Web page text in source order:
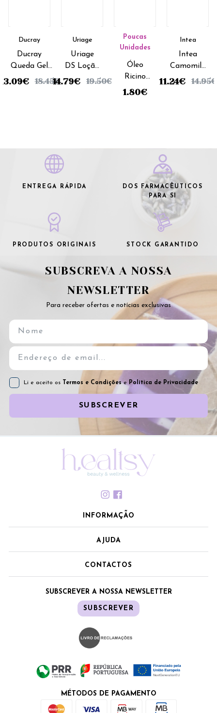
Ducray
Ducray
Queda Gel
Rubefaciente
€ 18.45€
Uriage
Uriage
DS Loção
- 100ml
14.79€ 19.50€
Poucas
Unidades
Óleo
Ricino
Frasco
1.80€
Intea
Intea
Camomila
Loção
11.24€ 14.95€
ENTREGA RÁPIDA
DOS FARMACÊUTICOS
PARA SI
PRODUTOS ORIGINAIS STOCK GARANTIDO
SUBSCREVA A NOSSA
NEWSLETTER
Para receber ofertas e notícias exclusivas
Li e aceito os Termos e Condiçõese Política de Privacidade
SUBSCREVER
INFORMAÇÃO
AJUDA
CONTACTOS
SUBSCREVER A NOSSA NEWSLETTER
SUBSCREVER
MÉTODOS DE PAGAMENTO